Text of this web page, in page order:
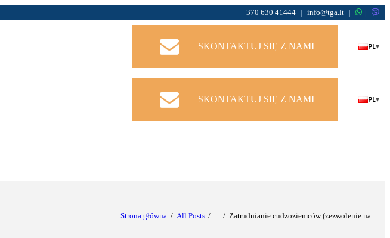
+370 630 41444 | info@tga.lt | |
SKONTAKTUJ SIĘ Z NAMI PL▾
SKONTAKTUJ SIĘ Z NAMI PL▾
Strona główna All Posts Zatrudnianie cudzoziemców (zezwolenie na...